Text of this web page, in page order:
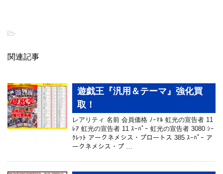
-
関連記事
遊戯王『汎用＆テーマ』強化買
取！
レアリティ 名前 会員価格 ﾉｰﾏﾙ 虹光の宣告者 11
ﾚｱ 虹光の宣告者 11 ｽｰﾊﾟｰ 虹光の宣告者 3080 ｼｰ
ｸﾚｯﾄ アークネメシス・プロートス 385 ｽｰﾊﾟｰ ア
ークネメシス・プ …